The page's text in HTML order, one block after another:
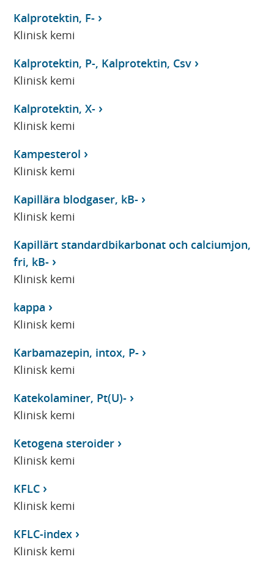
Kalprotektin, F-
Klinisk kemi
Kalprotektin, P-, Kalprotektin, Csv
Klinisk kemi
Kalprotektin, X-
Klinisk kemi
Kampesterol
Klinisk kemi
Kapillära blodgaser, kB-
Klinisk kemi
Kapillärt standardbikarbonat och calciumjon,
fri, kB-
Klinisk kemi
kappa
Klinisk kemi
Karbamazepin, intox, P-
Klinisk kemi
Katekolaminer, Pt(U)-
Klinisk kemi
Ketogena steroider
Klinisk kemi
KFLC
Klinisk kemi
KFLC-index
Klinisk kemi